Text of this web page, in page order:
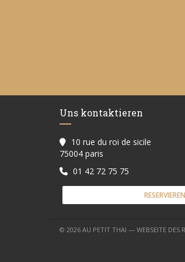
Uns kontaktieren
10 rue du roi de sicile
75004 paris
01 42 72 75 75
RESERVIEREN
© 2026 AU PETIT THAI — WEBSEITE DES